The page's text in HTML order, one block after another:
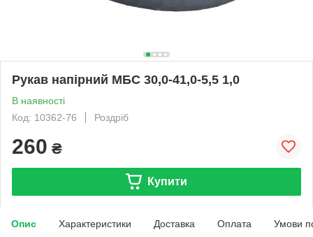
Рукав напірний МБС 30,0-41,0-5,5 1,0
В наявності
Код: 10362-76
Роздріб
260 ₴
Купити
Опис Характеристики Доставка Оплата Умови